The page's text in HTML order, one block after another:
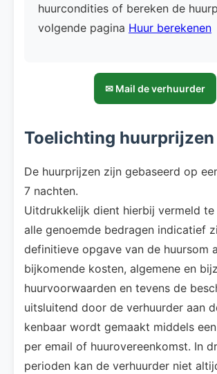
huurcondities of bereken de
volgende pagina Huur berekenen
✉ Mail de verhuurder
Toelichting huurprijzen
De huurprijzen zijn gebaseerd op
7 nachten.
Uitdrukkelijk dient hierbij vermeld
alle genoemde bedragen indicatief
definitieve opgave van de huursom
bijkomende kosten, algemene en
huurvoorwaarden en tevens de
uitsluitend door de verhuurder aan
kenbaar wordt gemaakt middels
per email of huurovereenkomst. In
perioden kan de verhuurder niet